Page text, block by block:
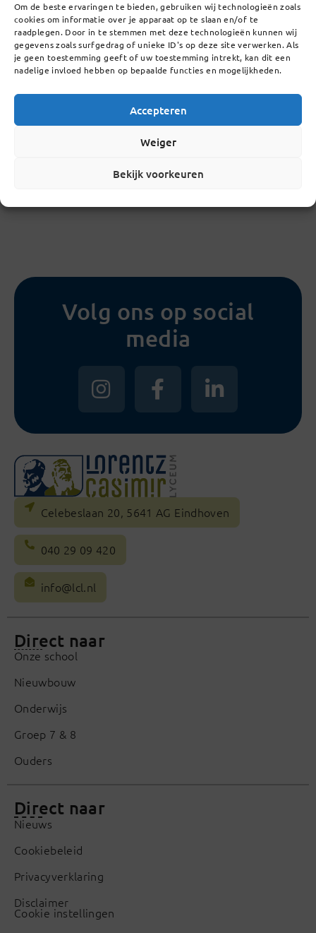
Om de beste ervaringen te bieden, gebruiken wij technologieën zoals
cookies om informatie over je apparaat op te slaan en/of te
raadplegen. Door in te stemmen met deze technologieën kunnen wij
gegevens zoals surfgedrag of unieke ID's op deze site verwerken. Als
je geen toestemming geeft of uw toestemming intrekt, kan dit een
nadelige invloed hebben op bepaalde functies en mogelijkheden.
Accepteren
Weiger
Bekijk voorkeuren
vrijwilliger surveillance tijdens pauzes voor
maandag, donderdag en/of vrijdag
reactietermijn is afgelopen
rector/bestuurder viaWesselo
lid raad van toezicht Lorentz Casimir Lyceum
De Erkende Toezichthouder
Volg ons op social
media
Celebeslaan 20, 5641 AG Eindhoven
040 29 09 420
info@lcl.nl
Direct naar
Onze school
Nieuwbouw
Onderwijs
Groep 7 & 8
Ouders
Direct naar
Nieuws
Cookiebeleid
Privacyverklaring
Disclaimer
Cookie instellingen